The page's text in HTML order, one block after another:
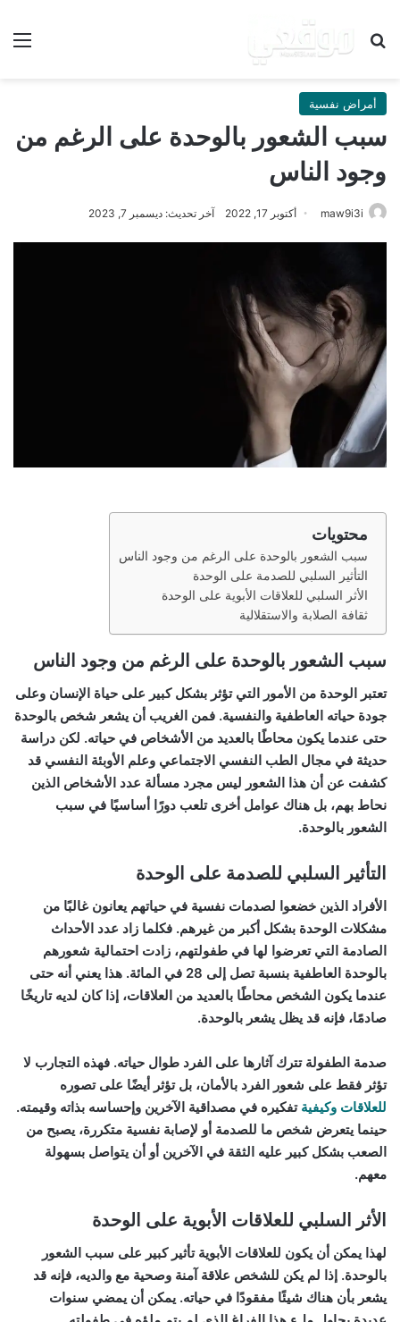
بحث عن
أمراض نفسية
سبب الشعور بالوحدة على الرغم من
وجود الناس
maw9i3i أكتوبر 17, 2022 آخر تحديث: ديسمبر 7, 2023
محتويات
سبب الشعور بالوحدة على الرغم من وجود الناس
التأثير السلبي للصدمة على الوحدة
الأثر السلبي للعلاقات الأبوية على الوحدة
ثقافة الصلابة والاستقلالية
سبب الشعور بالوحدة على الرغم من وجود الناس
تعتبر الوحدة من الأمور التي تؤثر بشكل كبير على حياة الإنسان وعلى
جودة حياته العاطفية والنفسية. فمن الغريب أن يشعر شخص بالوحدة
حتى عندما يكون محاطًا بالعديد من الأشخاص في حياته. لكن دراسة
حديثة في مجال الطب النفسي الاجتماعي وعلم الأوبئة النفسي قد
كشفت عن أن هذا الشعور ليس مجرد مسألة عدد الأشخاص الذين
نحاط بهم، بل هناك عوامل أخرى تلعب دورًا أساسيًا في سبب
الشعور بالوحدة.
التأثير السلبي للصدمة على الوحدة
الأفراد الذين خضعوا لصدمات نفسية في حياتهم يعانون غالبًا من
مشكلات الوحدة بشكل أكبر من غيرهم. فكلما زاد عدد الأحداث
الصادمة التي تعرضوا لها في طفولتهم، زادت احتمالية شعورهم
بالوحدة العاطفية بنسبة تصل إلى 28 في المائة. هذا يعني أنه حتى
عندما يكون الشخص محاطًا بالعديد من العلاقات، إذا كان لديه تاريخًا
صادمًا، فإنه قد يظل يشعر بالوحدة.
صدمة الطفولة تترك آثارها على الفرد طوال حياته. فهذه التجارب لا
تؤثر فقط على شعور الفرد بالأمان، بل تؤثر أيضًا على تصوره
للعلاقات وكيفية تفكيره في مصداقية الآخرين وإحساسه بذاته وقيمته.
حينما يتعرض شخص ما للصدمة أو لإصابة نفسية متكررة، يصبح من
الصعب بشكل كبير عليه الثقة في الآخرين أو أن يتواصل بسهولة
معهم.
الأثر السلبي للعلاقات الأبوية على الوحدة
لهذا يمكن أن يكون للعلاقات الأبوية تأثير كبير على سبب الشعور
بالوحدة. إذا لم يكن للشخص علاقة آمنة وصحية مع والديه، فإنه قد
يشعر بأن هناك شيئًا مفقودًا في حياته. يمكن أن يمضي سنوات